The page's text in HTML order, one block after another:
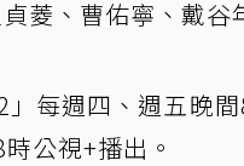
菱、曹佑寧、戴
」每週四、週五晚
公視+播出。